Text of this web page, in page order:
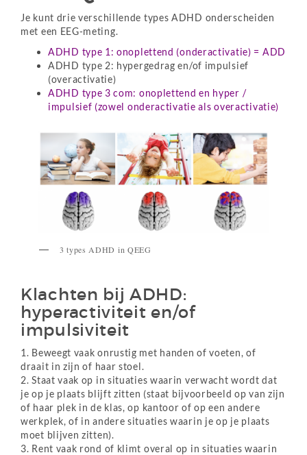
Je kunt drie verschillende types ADHD onderscheiden
met een EEG-meting.
ADHD type 1: onoplettend (onderactivatie) = ADD
ADHD type 2: hypergedrag en/of impulsief
(overactivatie)
ADHD type 3 com: onoplettend en hyper /
impulsief (zowel onderactivatie als overactivatie)
3 types ADHD in QEEG
Klachten bij ADHD:
hyperactiviteit en/of
impulsiviteit
1. Beweegt vaak onrustig met handen of voeten, of
draait in zijn of haar stoel.
2. Staat vaak op in situaties waarin verwacht wordt dat
je op je plaats blijft zitten (staat bijvoorbeeld op van zijn
of haar plek in de klas, op kantoor of op een andere
werkplek, of in andere situaties waarin je op je plaats
moet blijven zitten).
3. Rent vaak rond of klimt overal op in situaties waarin